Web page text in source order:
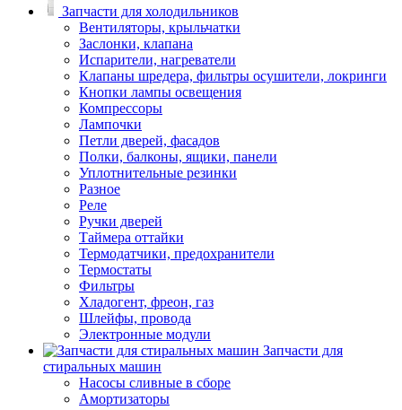
Запчасти для холодильников
Вентиляторы, крыльчатки
Заслонки, клапана
Испарители, нагреватели
Клапаны шредера, фильтры осушители, локринги
Кнопки лампы освещения
Компрессоры
Лампочки
Петли дверей, фасадов
Полки, балконы, ящики, панели
Уплотнительные резинки
Разное
Реле
Ручки дверей
Таймера оттайки
Термодатчики, предохранители
Термостаты
Фильтры
Хладогент, фреон, газ
Шлейфы, провода
Электронные модули
Запчасти для
стиральных машин
Насосы сливные в сборе
Амортизаторы